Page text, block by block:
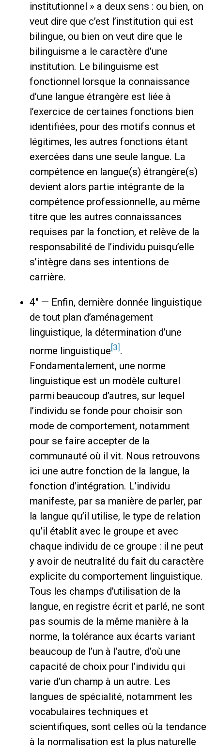
institutionnel » a deux sens : ou bien, on
veut dire que c’est l’institution qui est
bilingue, ou bien on veut dire que le
bilinguisme a le caractère d’une
institution. Le bilinguisme est
fonctionnel lorsque la connaissance
d’une langue étrangère est liée à
l’exercice de certaines fonctions bien
identifiées, pour des motifs connus et
légitimes, les autres fonctions étant
exercées dans une seule langue. La
compétence en langue(s) étrangère(s)
devient alors partie intégrante de la
compétence professionnelle, au même
titre que les autres connaissances
requises par la fonction, et relève de la
responsabilité de l’individu puisqu’elle
s’intègre dans ses intentions de
carrière.
4° — Enfin, dernière donnée linguistique
de tout plan d’aménagement
linguistique, la détermination d’une
norme linguistique[3] .
Fondamentalement, une norme
linguistique est un modèle culturel
parmi beaucoup d’autres, sur lequel
l’individu se fonde pour choisir son
mode de comportement, notamment
pour se faire accepter de la
communauté où il vit. Nous retrouvons
ici une autre fonction de la langue, la
fonction d’intégration. L’individu
manifeste, par sa manière de parler, par
la langue qu’il utilise, le type de relation
qu’il établit avec le groupe et avec
chaque individu de ce groupe : il ne peut
y avoir de neutralité du fait du caractère
explicite du comportement linguistique.
Tous les champs d’utilisation de la
langue, en registre écrit et parlé, ne sont
pas soumis de la même manière à la
norme, la tolérance aux écarts variant
beaucoup de l’un à l’autre, d’où une
capacité de choix pour l’individu qui
varie d’un champ à un autre. Les
langues de spécialité, notamment les
vocabulaires techniques et
scientifiques, sont celles où la tendance
à la normalisation est la plus naturelle